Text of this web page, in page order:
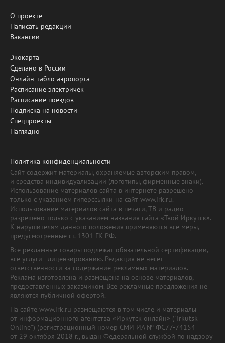
О проекте
Написать редакции
Вакансии
Экокарта
Сделано в России
Онлайн-табло аэропорта
Расписание электричек
Расписание поездов
Подписка на новости
Спецпроекты
Наглядно
Политика конфиденциальности
Сайт содержит материалы, охраняемые авторским правом,
и средства индивидуализации (логотипы, фирменные знаки).
Использование материалов сайта в интернете разрешено
только с указанием гиперссылки на сайт www.irk.ru.
Использование материалов сайта в печати, ТВ и радио
разрешено только с указанием названия сайта «Твой Иркутск».
К нарушителям данного положения применяются все меры,
предусмотренные ст. 1301 ГК РФ.
Все рекламные товары подлежат обязательной сертификации,
все услуги - лицензированию. Редакция не несет
ответственности за содержание рекламных материалов.
Реклама изготовлена и размещена на основе материалов,
предоставленных заказчиком. Все рекламные предложения не
являются публичной офертой.
На сайте www.irk.ru размещаются в том числе и материалы
от информационного агентства «Иркутск онлайн» ("Irkutsk
Online") (регистрационный номер СМИ ИА № ФС77-74154
от 29 октября 2018 г., выдан Федеральной службой по надзору